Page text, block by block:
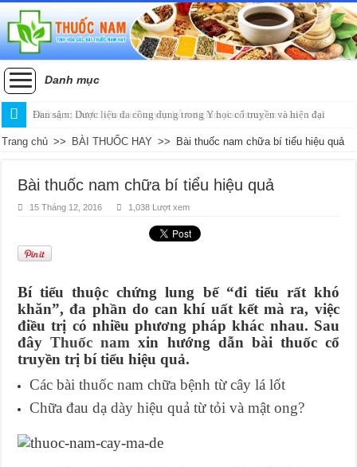
Danh mục
Đan sâm: Dược liệu đa công dụng trong Y học cổ truyền và hiện đại
Trang chủ >> BÀI THUỐC HAY >> Bài thuốc nam chữa bí tiểu hiệu quả
Bài thuốc nam chữa bí tiểu hiệu quả
15 Tháng 12, 2016 1,038 Lượt xem
Bí tiểu thuộc chứng lung bế “đi tiểu rất khó
khăn”, đa phần do can khí uất kết mà ra, việc
điều trị có nhiều phương pháp khác nhau. Sau
đâyThuốc nam xin hướng dẫn bài thuốc cổ
truyền trị bí tiểu hiệu quả.
Các bài thuốc nam chữa bệnh từ cây lá lốt
Chữa đau dạ dày hiệu quả từ tỏi và mật ong?